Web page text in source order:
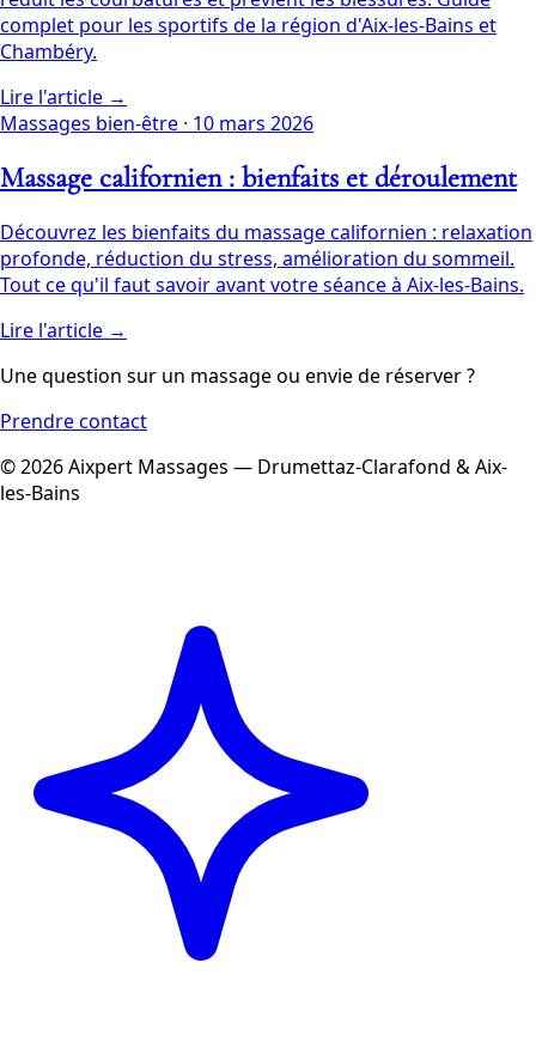
complet pour les sportifs de la région d'Aix-les-Bains et
Chambéry.
Lire l'article →
Massages bien-être · 10 mars 2026
Massage californien : bienfaits et déroulement
Découvrez les bienfaits du massage californien : relaxation
profonde, réduction du stress, amélioration du sommeil.
Tout ce qu'il faut savoir avant votre séance à Aix-les-Bains.
Lire l'article →
Une question sur un massage ou envie de réserver ?
Prendre contact
© 2026 Aixpert Massages — Drumettaz-Clarafond & Aix-
les-Bains